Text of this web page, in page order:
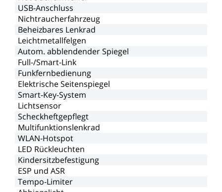
USB-Anschluss
Nichtraucherfahrzeug
Beheizbares Lenkrad
Leichtmetallfelgen
Autom. abblendenderSpiegel
Full-/Smart-Link
Funkfernbedienung
ElektrischeSeitenspiegel
Smart-Key-System
Lichtsensor
Scheckheftgepflegt
Multifunktionslenkrad
WLAN-Hotspot
LED Rückleuchten
Kindersitzbefestigung
ESP und ASR
Tempo-Limiter